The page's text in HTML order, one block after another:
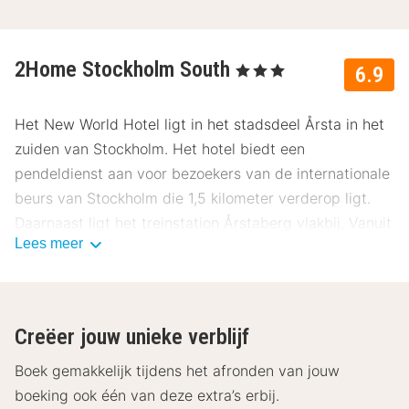
6.9
2Home Stockholm South , 3 Sterren
Het New World Hotel ligt in het stadsdeel Årsta in het
zuiden van Stockholm. Het hotel biedt een
pendeldienst aan voor bezoekers van de internationale
beurs van Stockholm die 1,5 kilometer verderop ligt.
Daarnaast ligt het treinstation Årstaberg vlakbij. Vanuit
hier brengt de trein je in 15 minuten naar het bruisende
Zweedse stijl ingericht. Alle kamers beschikken
standaard over een telefoon, televisie en een
badkamer met een douche, toilet en een föhn. Gratis
Lees meer
Creëer jouw unieke verblijf
Boek gemakkelijk tijdens het afronden van jouw
boeking ook één van deze extra’s erbij.